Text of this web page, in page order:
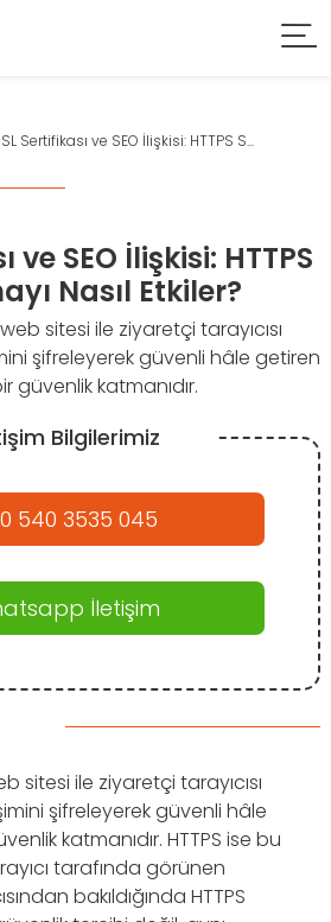
Sertifikası ve SEO İlişkisi: HTTPS S...
ve SEO İlişkisi: HTTPS
Nasıl Etkiler?
web sitesi ile ziyaretçi tarayıcısı
şifreleyerek güvenli hâle getiren
güvenlik katmanıdır.
Bilgilerimiz
540 3535 045
İletişim
sitesi ile ziyaretçi tarayıcısı
şifreleyerek güvenli hâle
katmanıdır. HTTPS ise bu
tarafında görünen
bakıldığında HTTPS